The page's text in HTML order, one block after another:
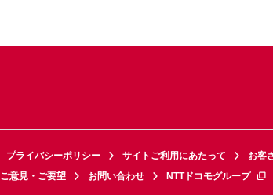
プライバシーポリシー サイトご利用にあたって お客
ご意見・ご要望 お問い合わせ NTTドコモグループ